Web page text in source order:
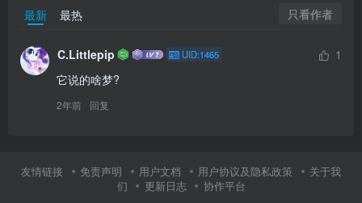
最新 最热 只看作者
C.Littlepip UID:1465
1
它说的啥梦?
2年前 回复
友情链接 免责声明 用户文档 用户协议及隐私政策
关于我
们
更新日志 协作平台